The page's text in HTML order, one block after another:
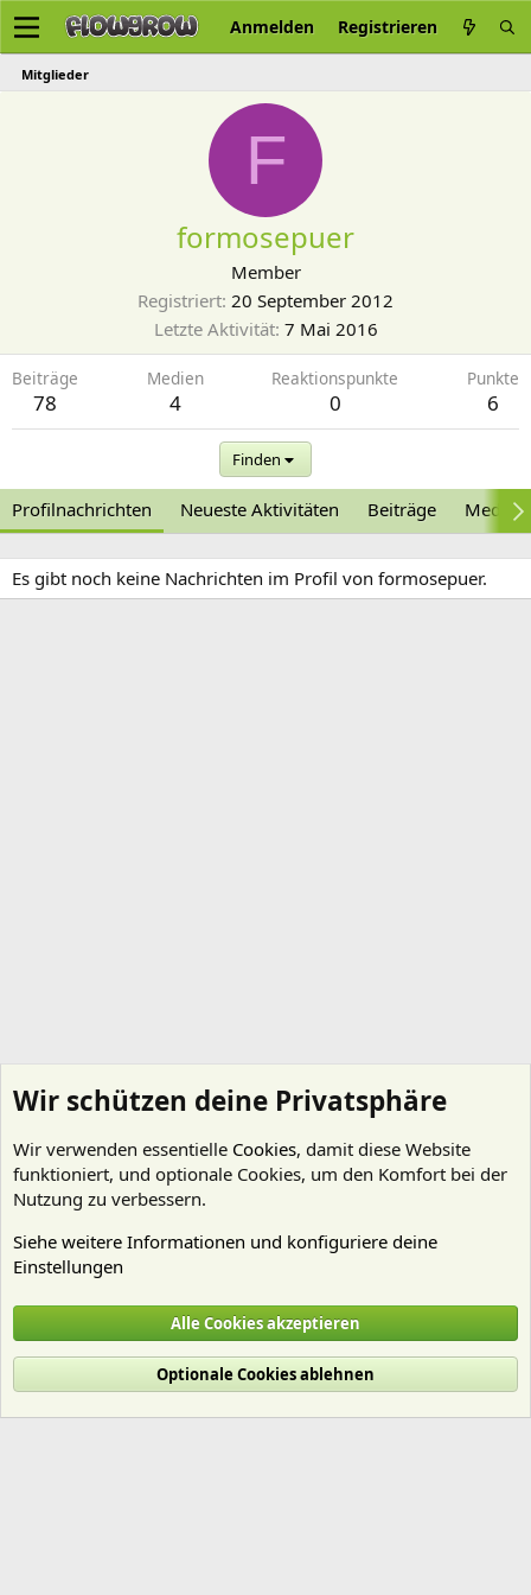
Anmelden Registrieren
Mitglieder
F
formosepuer
Member
Registriert 20 September 2012
Letzte Aktivität 7 Mai 2016
Beiträge
78
Medien
4
Reaktionspunkte
0
Punkte
6
Finden
Profilnachrichten Neueste Aktivitäten Beiträge Medien
Es gibt noch keine Nachrichten im Profil von formosepuer.
Cookies
Deutsch (Du)
Nutzungsbedingungen
Datenschutz Hilfe und Impressum
R
Wir schützen deine Privatsphäre
Wir verwenden essentielle Cookies, damit diese Website
funktioniert, und optionale Cookies, um den Komfort bei der
Nutzung zu verbessern.
Siehe weitere Informationen und konfiguriere deine
Einstellungen
Alle Cookies akzeptieren
Optionale Cookies ablehnen